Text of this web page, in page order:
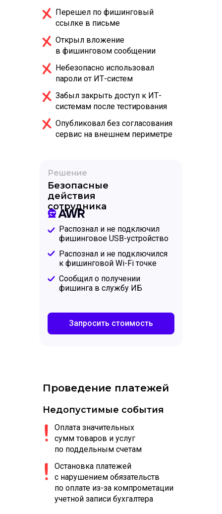
Перешел по фишинговый
ссылке в письме
Открыл вложение
в фишинговом сообщении
Небезопасно использовал
пароли от ИТ-систем
Решение
Безопасные
действия
сотрудника
Распознал и не подключил
фишинговое USB-устройство
Распознал и не подключился
к фишинговой Wi-Fi точке
Запросить стоимость
Забыл закрыть доступ к ИТ-
системам после тестирования
Опубликовал без согласования
сервис на внешнем периметре
Сообщил о получении
фишинга в службу ИБ
Проведение платежей
Недопустимые события
Остановка платежей
с нарушением обязательств
по оплате из-за компрометации
учетной записи бухгалтера
Оплата значительных
сумм товаров и услуг
по поддельным счетам